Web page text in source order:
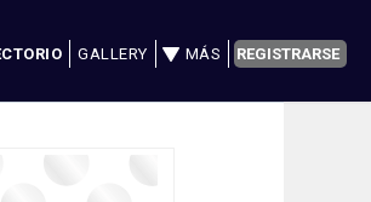
GALLERY MÁS REGISTRARSE